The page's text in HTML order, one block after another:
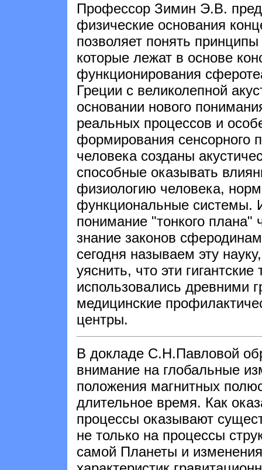
Профессор Зимин Э.В.
физические основания
позволяет понять
которые лежат в основе
функционирования
Греции с великолепной
основании нового
реальных процессов и
формирования сенсорного
человека созданы
способные оказывать
физиологию человека,
функциональные системы.
понимание "тонкого плана"
знание законов
сегодня называем эту
уяснить, что эти гигантские
использовались древними
медицинские
центры.
В докладе С.Н.Павловой
внимание на глобальные
положения магнитных
длительное время. Как
процессы оказывают
не только на процессы
самой Планеты и